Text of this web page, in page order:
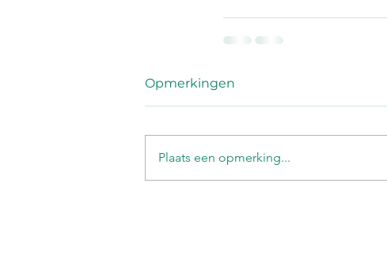
Opmerkingen
Plaats een opmerking...